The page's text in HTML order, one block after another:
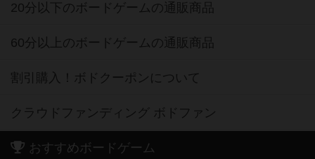
20分以下のボードゲームの通販商品
60分以上のボードゲームの通販商品
割引購入！ボドクーポンについて
クラウドファンディング ボドファン
おすすめボードゲーム